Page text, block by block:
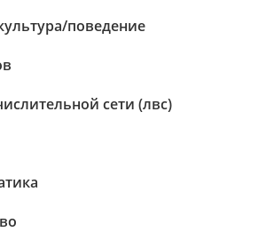
поведение
сети (лвс)